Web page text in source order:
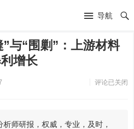
导航
与“围剿”：上游材料
增长
评论已关闭
师研报，权威，专业，及时，